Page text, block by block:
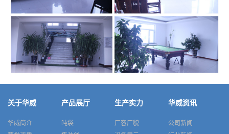
关于华威
华威简介
产品展厅
吨袋
生产实力
厂容厂貌
华威资讯
公司新闻